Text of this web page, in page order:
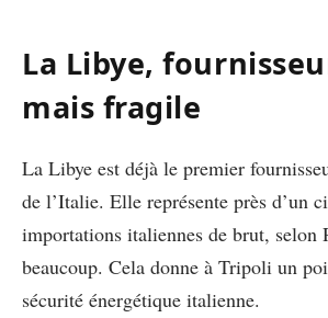
La Libye,
mais fragile
La Libye est déjà le premier
de l’Italie. Elle représente près d’un
importations italiennes de brut, selon
beaucoup. Cela donne à Tripoli un
sécurité énergétique italienne.